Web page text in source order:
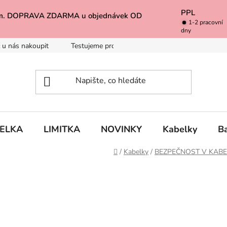
DOPRAVA ZDARMA u objednávek OD
PPL
1-2 pracovní
dny
u nás nakoupit Testujeme pro Vás
LIMITKA NOVINKY Kabelky
Domů
/ Kabelky / BEZPEČNOST V